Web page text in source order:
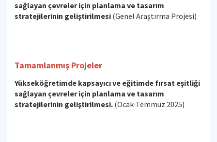
sağlayan çevreler için planlama ve tasarım
stratejilerinin geliştirilmesi (Genel Araştırma Projesi)
Tamamlanmış Projeler
Yükseköğretimde kapsayıcı ve eğitimde fırsat eşitliği
sağlayan çevreler için planlama ve tasarım
stratejilerinin geliştirilmesi. (Ocak-Temmuz 2025)